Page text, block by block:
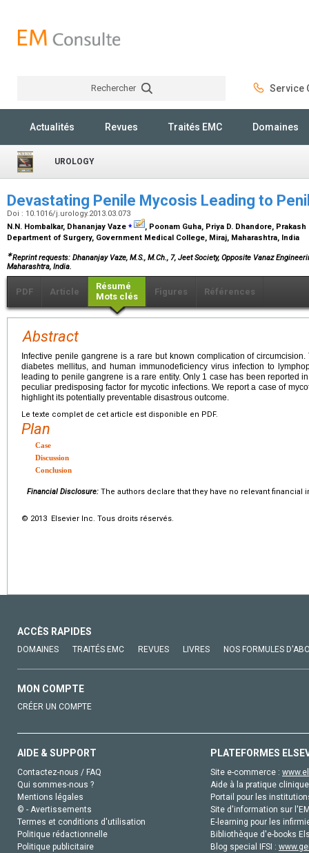
Rechercher Service
Actualités Revues Traités EMC Domaines
UROLOGY
Devastating Penile Mycosis Leading to
Doi : 10.1016/j.urology.2013.03.073
N.N. Hombalkar, Dhananjay Vaze ⁎
, Poonam Guha, Priya D. Dhandore, Prakash
Department of Surgery, Government Medical College, Miraj, Maharashtra, India
∗Reprint requests: Dhananjay Vaze, M.S., M.Ch., 7, Jeet Society, Opposite Vanaz
Maharashtra, India.
PDF Article
Résumé
Mots clés
Figures Références
Abstract
Infective penile gangrene is a rare but known complication of
diabetes mellitus, and human immunodeficiency virus infection to
leading to penile gangrene is a rare entity. Only 1 case has been reported
peculiar predisposing factor for mycotic infections. We report a case of
highlight its potentially preventable disastrous outcome.
Le texte complet de cet article est disponible en PDF.
Plan
Case
Discussion
Conclusion
Financial Disclosure: The authors declare that they have no relevant financial
© 2013 Elsevier Inc. Tous droits réservés.
ACCÈS RAPIDES
DOMAINES TRAITÉS EMC REVUES LIVRES NOS FORMULES
MON COMPTE
CRÉER UN COMPTE
AIDE & SUPPORT
Contactez-nous / FAQ
Qui sommes-nous ?
Mentions légales
© - Avertissements
Termes et conditions d'utilisation
Politique rédactionnelle
Politique publicitaire
PLATEFORMES
Site e-commerce :
Aide à la pratique
Portail pour les
Site d'information sur
E-learning pour les
Bibliothèque d'e-books
Blog special IFSI :